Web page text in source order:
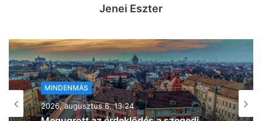
Jenei Eszter
MINDENMÁS
2026, augusztus 6. 12:47